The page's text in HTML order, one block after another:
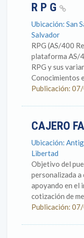
R P G
Ubicación: San
Salvador
RPG (AS/400
plataforma AS/
RPG y sus
Conocimientos
Publicación:
CAJERO
Ubicación:
Libertad
Objetivo del
personalizada a
apoyando en el
cotización de
Publicación: